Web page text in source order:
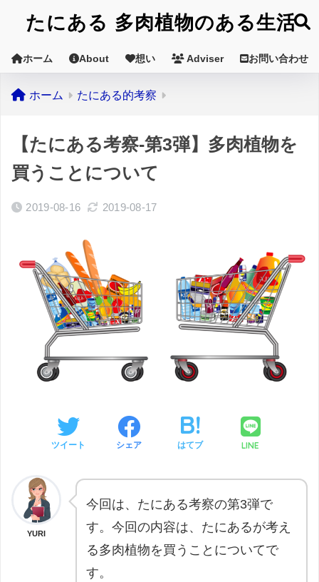
たにある 多肉植物のある生活
ホーム About 想い Adviser お問い合わせ
ホーム たにある的考察
【たにある考察-第3弾】多肉植物を
買うことについて
2019-08-16 2019-08-17
ツイート シェア はてブ LINE
YURI
今回は、たにある考察の第3弾で
す。今回の内容は、たにあるが考え
る多肉植物を買うことについてで
す。